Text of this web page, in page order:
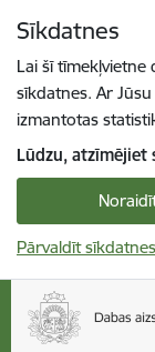
Sīkdatnes
Lai šī
sīkdatnes. Ar
izmantotas
Lūdzu, atzīmējiet
Pārvaldīt sīkdatnes